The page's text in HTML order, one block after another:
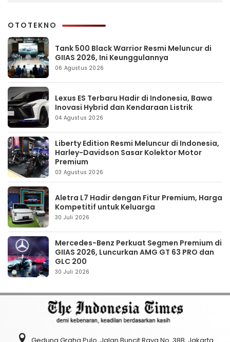
OTOTEKNO
Tank 500 Black Warrior Resmi Meluncur di
GIIAS 2026, Ini Keunggulannya
06 Agustus 2026
Lexus ES Terbaru Hadir di Indonesia, Bawa
Inovasi Hybrid dan Kendaraan Listrik
04 Agustus 2026
Liberty Edition Resmi Meluncur di Indonesia,
Harley-Davidson Sasar Kolektor Motor
Premium
03 Agustus 2026
Aletra L7 Hadir dengan Fitur Premium, Harga
Kompetitif untuk Keluarga
30 Juli 2026
Mercedes-Benz Perkuat Segmen Premium di
GIIAS 2026, Luncurkan AMG GT 63 PRO dan
GLC 200
30 Juli 2026